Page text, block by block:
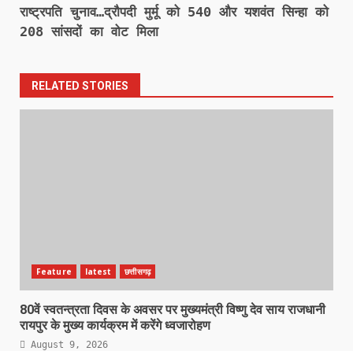
राष्ट्रपति चुनाव…द्रौपदी मुर्मू को 540 और यशवंत सिन्हा को
208 सांसदों का वोट मिला
RELATED STORIES
Feature latest छत्तीसगढ़
80वें स्वतन्त्रता दिवस के अवसर पर मुख्यमंत्री विष्णु देव साय राजधानी
रायपुर के मुख्य कार्यक्रम में करेंगे ध्वजारोहण
August 9, 2026